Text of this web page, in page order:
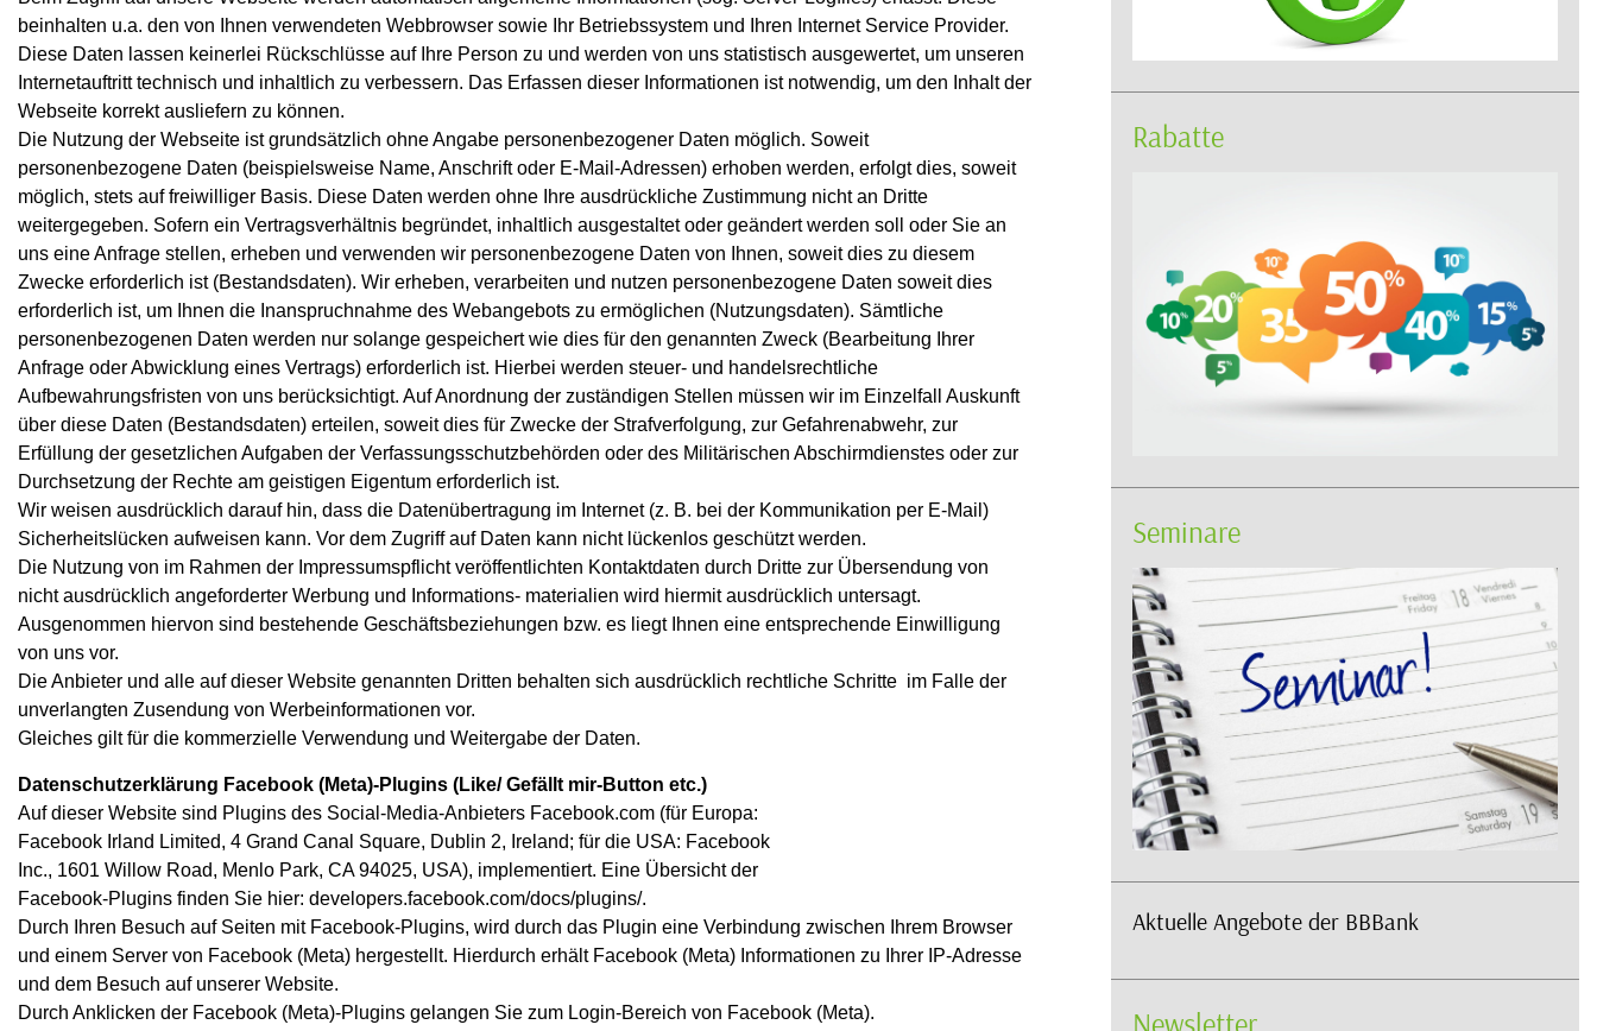
beinhalten u.a. den von Ihnen verwendeten Webbrowser sowie Ihr Betriebssystem und Ihren Internet Service Provider.
Diese Daten lassen keinerlei Rückschlüsse auf Ihre Person zu und werden von uns statistisch ausgewertet, um unseren
Internetauftritt technisch und inhaltlich zu verbessern. Das Erfassen dieser Informationen ist notwendig, um den Inhalt der
Webseite korrekt ausliefern zu können.
Die Nutzung der Webseite ist grundsätzlich ohne Angabe personenbezogener Daten möglich. Soweit
personenbezogene Daten (beispielsweise Name, Anschrift oder E-Mail-Adressen) erhoben werden, erfolgt dies, soweit
möglich, stets auf freiwilliger Basis. Diese Daten werden ohne Ihre ausdrückliche Zustimmung nicht an Dritte
weitergegeben. Sofern ein Vertragsverhältnis begründet, inhaltlich ausgestaltet oder geändert werden soll oder Sie an
uns eine Anfrage stellen, erheben und verwenden wir personenbezogene Daten von Ihnen, soweit dies zu diesem
Zwecke erforderlich ist (Bestandsdaten). Wir erheben, verarbeiten und nutzen personenbezogene Daten soweit dies
erforderlich ist, um Ihnen die Inanspruchnahme des Webangebots zu ermöglichen (Nutzungsdaten). Sämtliche
personenbezogenen Daten werden nur solange gespeichert wie dies für den genannten Zweck (Bearbeitung Ihrer
Anfrage oder Abwicklung eines Vertrags) erforderlich ist. Hierbei werden steuer- und handelsrechtliche
Aufbewahrungsfristen von uns berücksichtigt. Auf Anordnung der zuständigen Stellen müssen wir im Einzelfall Auskunft
über diese Daten (Bestandsdaten) erteilen, soweit dies für Zwecke der Strafverfolgung, zur Gefahrenabwehr, zur
Erfüllung der gesetzlichen Aufgaben der Verfassungsschutzbehörden oder des Militärischen Abschirmdienstes oder zur
Durchsetzung der Rechte am geistigen Eigentum erforderlich ist.
Wir weisen ausdrücklich darauf hin, dass die Datenübertragung im Internet (z. B. bei der Kommunikation per E-Mail)
Sicherheitslücken aufweisen kann. Vor dem Zugriff auf Daten kann nicht lückenlos geschützt werden.
Die Nutzung von im Rahmen der Impressumspflicht veröffentlichten Kontaktdaten durch Dritte zur Übersendung von
nicht ausdrücklich angeforderter Werbung und Informations- materialien wird hiermit ausdrücklich untersagt.
Ausgenommen hiervon sind bestehende Geschäftsbeziehungen bzw. es liegt Ihnen eine entsprechende Einwilligung
von uns vor.
Die Anbieter und alle auf dieser Website genannten Dritten behalten sich ausdrücklich rechtliche Schritte im Falle der
unverlangten Zusendung von Werbeinformationen vor.
Gleiches gilt für die kommerzielle Verwendung und Weitergabe der Daten.
Datenschutzerklärung Facebook (Meta)-Plugins (Like/ Gefällt mir-Button etc.)
Auf dieser Website sind Plugins des Social-Media-Anbieters Facebook.com (für Europa:
Facebook Irland Limited, 4 Grand Canal Square, Dublin 2, Ireland; für die USA: Facebook
Inc., 1601 Willow Road, Menlo Park, CA 94025, USA), implementiert. Eine Übersicht der
Facebook-Plugins finden Sie hier: developers.facebook.com/docs/plugins/.
Durch Ihren Besuch auf Seiten mit Facebook-Plugins, wird durch das Plugin eine Verbindung zwischen Ihrem Browser
und einem Server von Facebook (Meta) hergestellt. Hierdurch erhält Facebook (Meta) Informationen zu Ihrer IP-Adresse
und dem Besuch auf unserer Website.
Durch Anklicken der Facebook (Meta)-Plugins gelangen Sie zum Login-Bereich von Facebook (Meta).
Rabatte
Seminare
Aktuelle Angebote der BBBank
Newsletter